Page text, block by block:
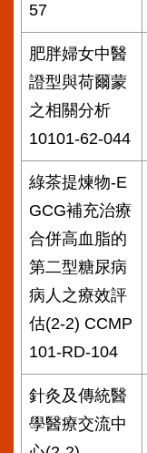
57
肥胖婦女中醫
證型與荷爾蒙
之相關分析
10101-62-044
綠茶提煉物-E
GCG補充治療
合併高血脂的
第二型糖尿病
病人之療效評
估(2-2) CCMP
101-RD-104
針灸及傳統醫
學醫療交流中